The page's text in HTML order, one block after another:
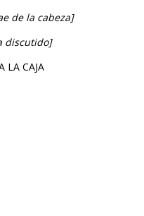
de la cabeza]
discutido]
LA CAJA